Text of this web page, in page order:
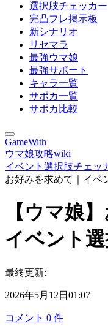
選択肢チェッカー
完凸フレ掲示板
新シナリオ
リセマラ
最強ウマ娘
最強サポート
キャラ一覧
サポカ一覧
サポカ比較
GameWith
ウマ娘攻略wiki
イベント選択肢チェッ
お好みを求めて｜イベ
【ウマ娘
イベント
最終更新:
2026年5月12日01:07
コメント 0 件